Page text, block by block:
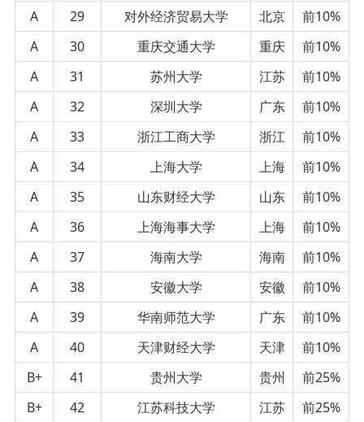
A
29 对外经济贸易大学 北京
前10%
A
30 重庆交通大学 重庆
前10%
A
31 苏州大学 江苏
前10%
A
32 深圳大学 广东
前10%
A
33 浙江工商大学 浙江
前10%
A
34 上海大学 上海
前10%
A
35 山东财经大学 山东
前10%
A
36 上海海事大学 上海
前10%
A
37 海南大学 海南
前10%
A
38 安徽大学 安徽
前10%
A
39 华南师范大学 广东
前10%
A
40 天津财经大学 天津
前10%
B+
41 贵州大学 贵州
前25%
B+
42 江苏科技大学 江苏
前25%